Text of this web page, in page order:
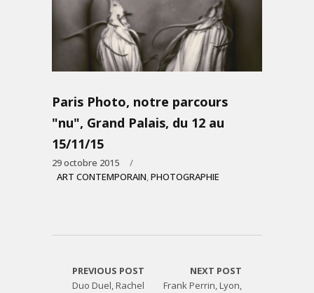
Paris Photo, notre parcours
"nu", Grand Palais, du 12 au
15/11/15
29 octobre 2015
ART CONTEMPORAIN,PHOTOGRAPHIE
PREVIOUS POST
Duo Duel, Rachel
NEXT POST
Frank Perrin, Lyon,